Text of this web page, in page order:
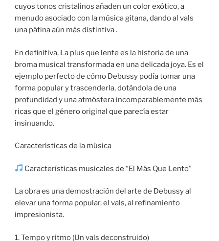
cuyos tonos cristalinos añaden un color exótico, a
menudo asociado con la música gitana, dando al vals
una pátina aún más distintiva .
En definitiva, La plus que lente es la historia de una
broma musical transformada en una delicada joya. Es el
ejemplo perfecto de cómo Debussy podía tomar una
forma popular y trascenderla, dotándola de una
profundidad y una atmósfera incomparablemente más
ricas que el género original que parecía estar
insinuando.
Características de la música
Características musicales de “El Más Que Lento”
La obra es una demostración del arte de Debussy al
elevar una forma popular, el vals, al refinamiento
impresionista.
1. Tempo y ritmo (Un vals deconstruido)